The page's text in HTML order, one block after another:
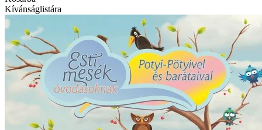
Kívánságlistára